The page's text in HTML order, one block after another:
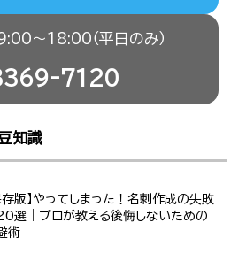
〜18:00（平日のみ）
7120
知識
存版】やってしまった！名刺作成の失敗
選｜プロが教える後悔しないための
術